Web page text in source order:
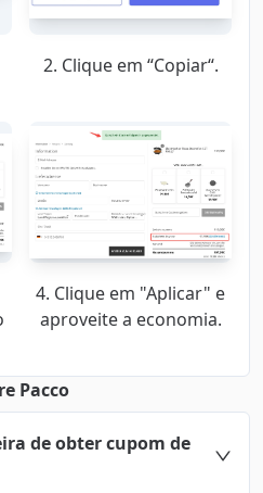
2. Clique em “Copiar“.
4. Clique em "Aplicar" e
aproveite a economia.
Pacco
de obter cupom de